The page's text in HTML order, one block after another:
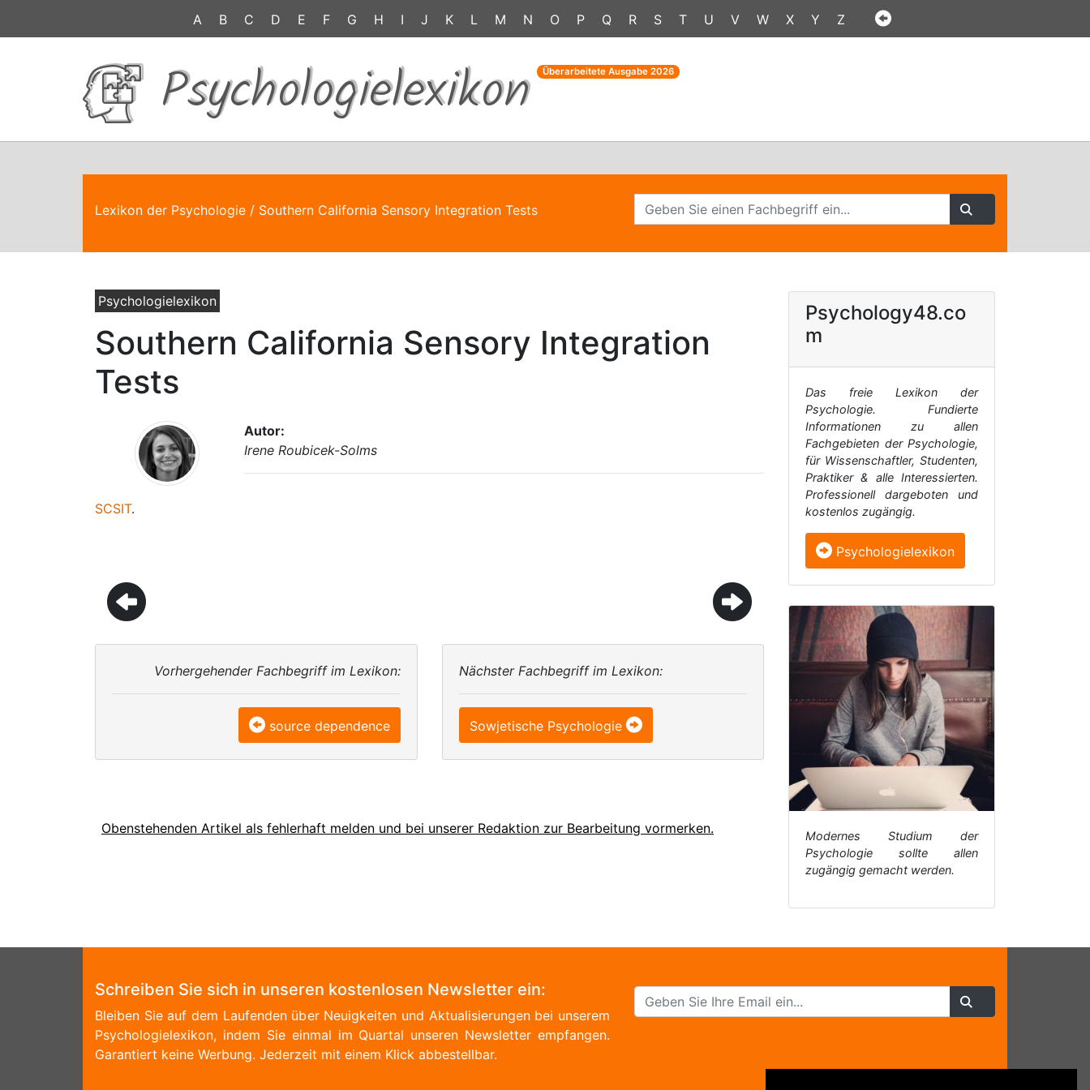
A B C D E F G H I J K L M N O P Q R S T U V W X Y Z
Psychologielexikon Überarbeitete Ausgabe 2026
Lexikon der Psychologie / Southern California Sensory Integration Tests
Psychologielexikon
Southern California Sensory Integration
Tests
Autor:
Irene Roubicek-Solms
SCSIT.
Vorhergehender Fachbegriff im Lexikon:
source dependence
Nächster Fachbegriff im Lexikon:
Sowjetische Psychologie
Obenstehenden Artikel als fehlerhaft melden und bei unserer Redaktion zur Bearbeitung vormerken.
Psychology48.co
m
Das freie Lexikon der
Psychologie. Fundierte
Informationen zu allen
Fachgebieten der Psychologie,
für Wissenschaftler, Studenten,
Praktiker & alle Interessierten.
Professionell dargeboten und
kostenlos zugängig.
Psychologielexikon
Modernes Studium der
Psychologie sollte allen
zugängig gemacht werden.
Schreiben Sie sich in unseren kostenlosen Newsletter ein:
Bleiben Sie auf dem Laufenden über Neuigkeiten und Aktualisierungen bei unserem
Psychologielexikon, indem Sie einmal im Quartal unseren Newsletter empfangen.
Garantiert keine Werbung. Jederzeit mit einem Klick abbestellbar.